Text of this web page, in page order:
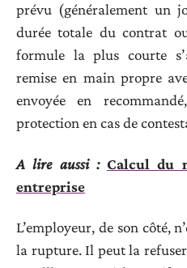
prévu (généralement un
durée totale du contrat
formule la plus courte
remise en main propre
envoyée en
protection en cas de
A lire aussi : Calcul du
entreprise
L’employeur, de son côté,
la rupture. Il peut la